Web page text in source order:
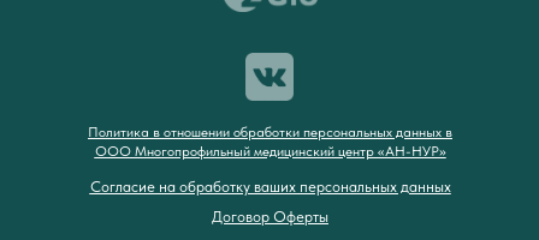
Политика в отношении обработки персональных данных в
ООО Многопрофильный медицинский центр «АН-НУР»
Согласие на обработку ваших персональных данных
Договор Оферты